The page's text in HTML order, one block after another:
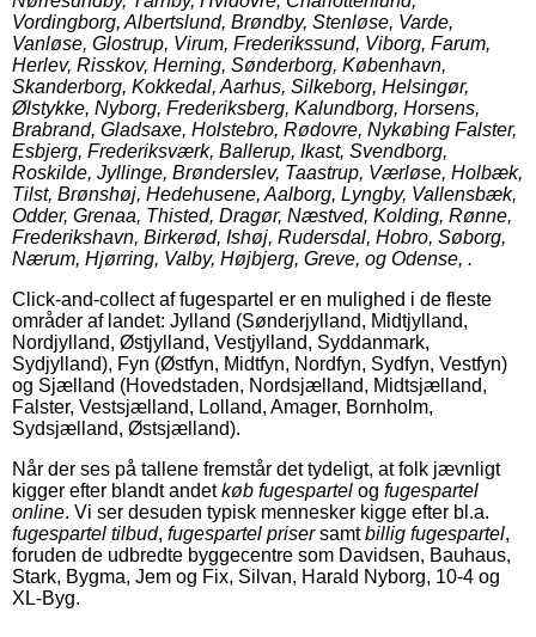
Vordingborg, Albertslund, Brøndby, Stenløse, Varde,
Vanløse, Glostrup, Virum, Frederikssund, Viborg, Farum,
Herlev, Risskov, Herning, Sønderborg, København,
Skanderborg, Kokkedal, Aarhus, Silkeborg, Helsingør,
Ølstykke, Nyborg, Frederiksberg, Kalundborg, Horsens,
Brabrand, Gladsaxe, Holstebro, Rødovre, Nykøbing Falster,
Esbjerg, Frederiksværk, Ballerup, Ikast, Svendborg,
Roskilde, Jyllinge, Brønderslev, Taastrup, Værløse, Holbæk,
Tilst, Brønshøj, Hedehusene, Aalborg, Lyngby, Vallensbæk,
Odder, Grenaa, Thisted, Dragør, Næstved, Kolding, Rønne,
Frederikshavn, Birkerød, Ishøj, Rudersdal, Hobro, Søborg,
Nærum, Hjørring, Valby, Højbjerg, Greve, og Odense, .
Click-and-collect af fugespartel er en mulighed i de fleste
områder af landet: Jylland (Sønderjylland, Midtjylland,
Nordjylland, Østjylland, Vestjylland, Syddanmark,
Sydjylland), Fyn (Østfyn, Midtfyn, Nordfyn, Sydfyn, Vestfyn)
og Sjælland (Hovedstaden, Nordsjælland, Midtsjælland,
Falster, Vestsjælland, Lolland, Amager, Bornholm,
Sydsjælland, Østsjælland).
Når der ses på tallene fremstår det tydeligt, at folk jævnligt
kigger efter blandt andetkøb fugespartel og fugespartel
online. Vi ser desuden typisk mennesker kigge efter bl.a.
fugespartel tilbud, fugespartel prisersamtbillig fugespartel,
foruden de udbredte byggecentre som Davidsen, Bauhaus,
Stark, Bygma, Jem og Fix, Silvan, Harald Nyborg, 10-4 og
XL-Byg.